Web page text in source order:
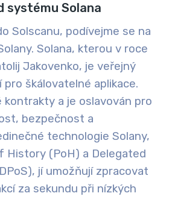
systému Solana
Solscanu, podívejme se na
. Solana, kterou v roce
Jakovenko, je veřejný
pro škálovatelné aplikace.
kontrakty a je oslavován pro
bezpečnost a
technologie Solany,
History (PoH) a Delegated
jí umožňují zpracovat
za sekundu při nízkých